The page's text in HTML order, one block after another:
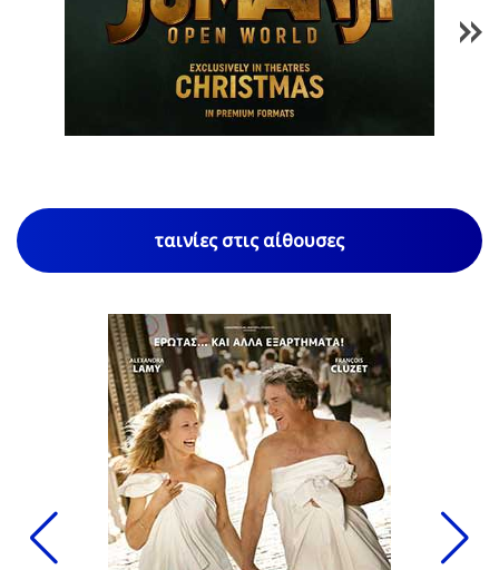
1/85
ταινίες στις αίθουσες